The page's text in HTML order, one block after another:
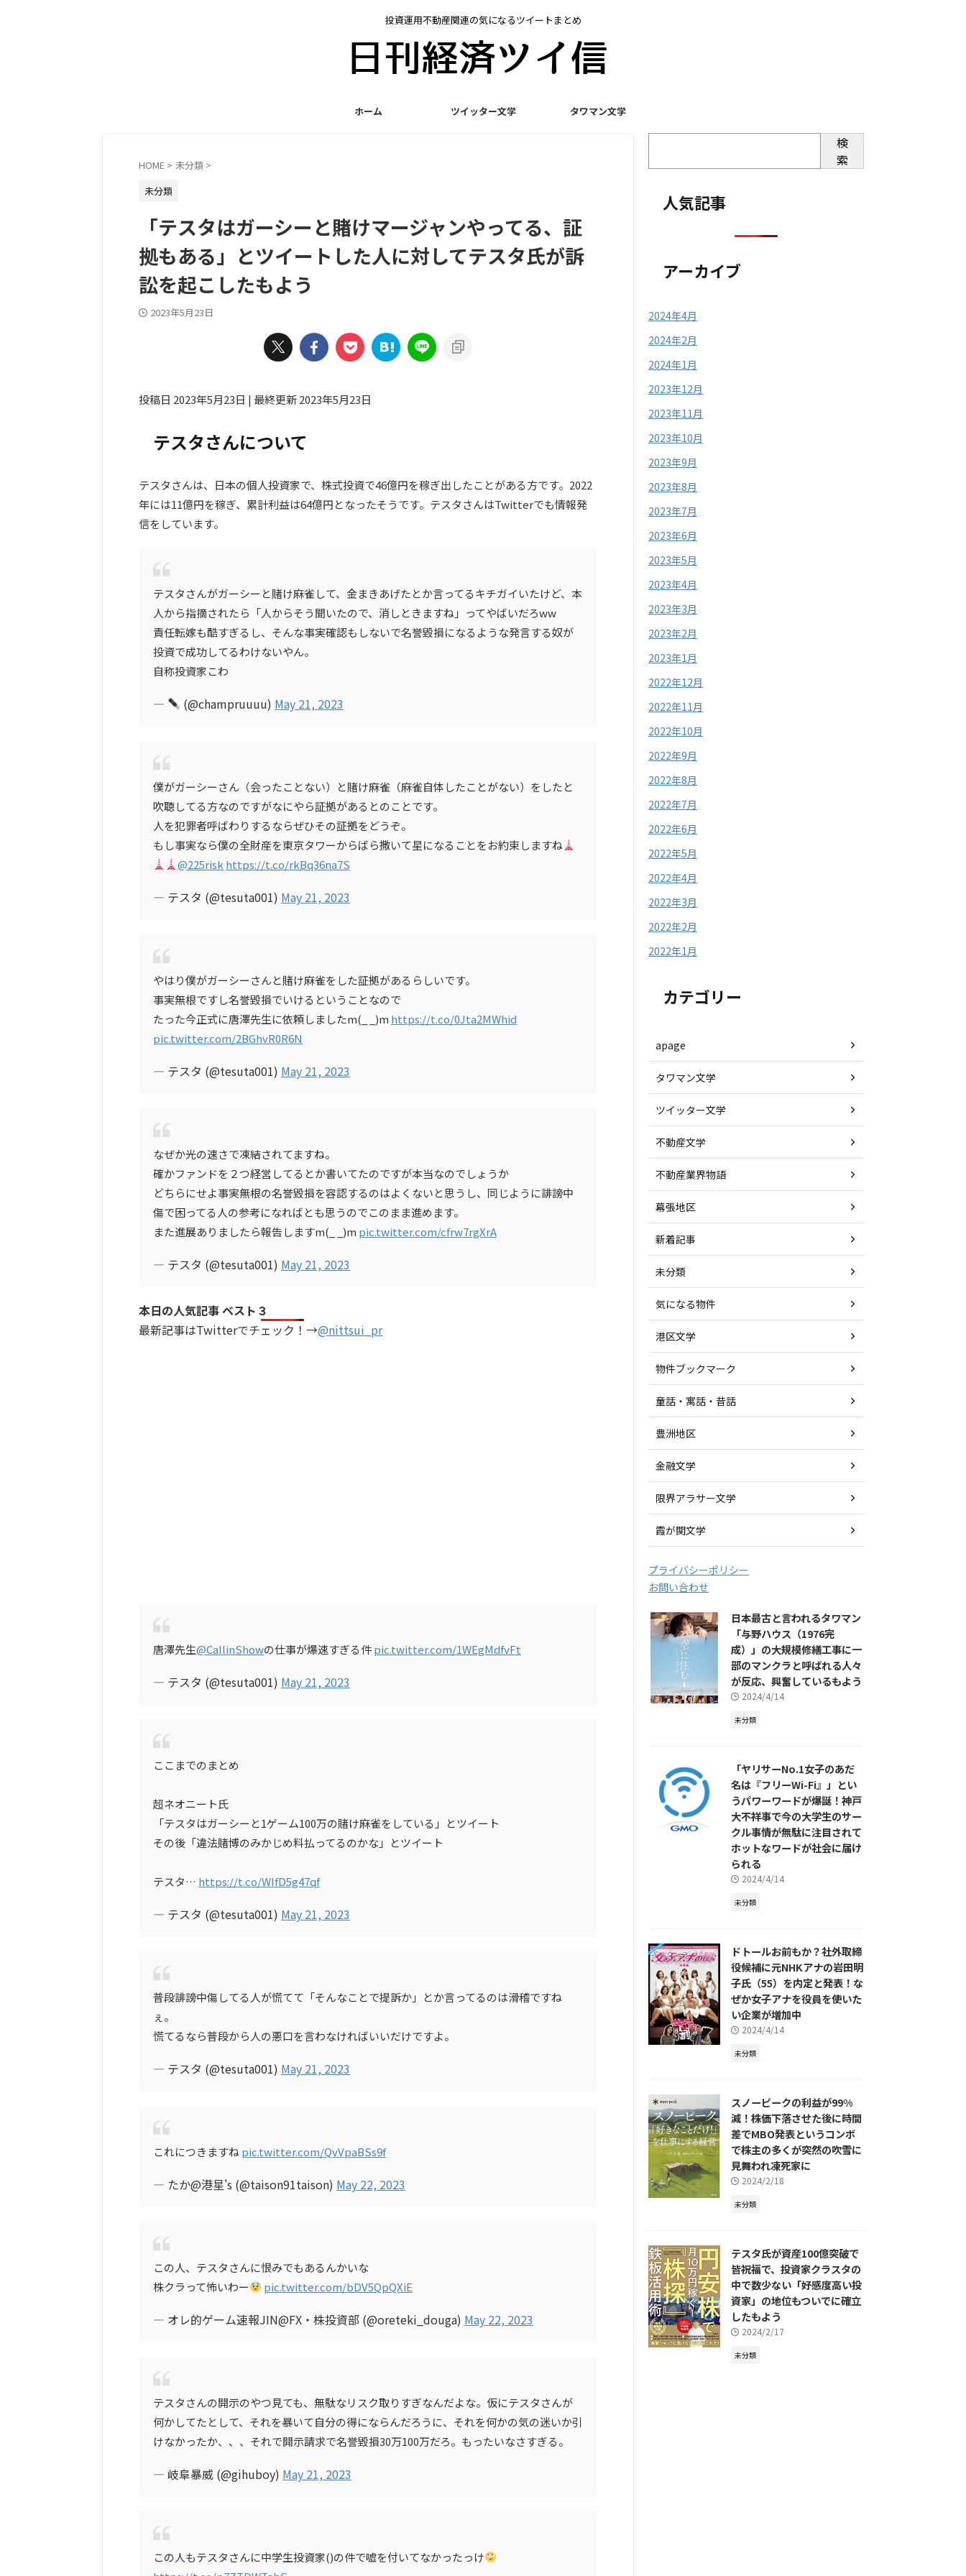
投資運用不動産関連の気になるツイートまとめ
ホーム ツイッター文学 タワマン文学
HOME > 未分類 >
未分類
「テスタはガーシーと賭けマージャンやってる、証
拠もある」とツイートした人に対してテスタ氏が訴
訟を起こしたもよう
2023年5月23日
投稿日 2023年5月23日 | 最終更新 2023年5月23日
テスタさんについて
テスタさんは、日本の個人投資家で、株式投資で46億円を稼ぎ出したことがある方です。2022
年には11億円を稼ぎ、累計利益は64億円となったそうです。テスタさんはTwitterでも情報発
信をしています。
テスタさんがガーシーと賭け麻雀して、金まきあげたとか言ってるキチガイいたけど、本
人から指摘されたら「人からそう聞いたので、消しときますね」ってやばいだろww
責任転嫁も酷すぎるし、そんな事実確認もしないで名誉毀損になるような発言する奴が
投資で成功してるわけないやん。
自称投資家こわ
— (@champruuuu) May 21, 2023
僕がガーシーさん（会ったことない）と賭け麻雀（麻雀自体したことがない）をしたと
吹聴してる方なのですがなにやら証拠があるとのことです。
人を犯罪者呼ばわりするならぜひその証拠をどうぞ。
もし事実なら僕の全財産を東京タワーからばら撒いて星になることをお約束しますね
@225risk https://t.co/rkBq36na7S
— テスタ (@tesuta001) May 21, 2023
やはり僕がガーシーさんと賭け麻雀をした証拠があるらしいです。
事実無根ですし名誉毀損でいけるということなので
たった今正式に唐澤先生に依頼しましたm(_ _)m https://t.co/0Jta2MWhid
pic.twitter.com/2BGhvR0R6N
— テスタ (@tesuta001) May 21, 2023
なぜか光の速さで凍結されてますね。
確かファンドを２つ経営してるとか書いてたのですが本当なのでしょうか
どちらにせよ事実無根の名誉毀損を容認するのはよくないと思うし、同じように誹謗中
傷で困ってる人の参考になればとも思うのでこのまま進めます。
また進展ありましたら報告しますm(_ _)m pic.twitter.com/cfrw7rgXrA
— テスタ (@tesuta001) May 21, 2023
本日の人気記事 ベスト３
最新記事はTwitterでチェック！→@nittsui_pr
唐澤先生@CallinShowの仕事が爆速すぎる件pic.twitter.com/1WEgMdfvFt
— テスタ (@tesuta001) May 21, 2023
ここまでのまとめ
超ネオニート氏
「テスタはガーシーと1ゲーム100万の賭け麻雀をしている」とツイート
その後「違法賭博のみかじめ料払ってるのかな」とツイート
テスタ… https://t.co/WIfD5g47qf
— テスタ (@tesuta001) May 21, 2023
普段誹謗中傷してる人が慌てて「そんなことで提訴か」とか言ってるのは滑稽ですね
ぇ。
慌てるなら普段から人の悪口を言わなければいいだけですよ。
— テスタ (@tesuta001) May 21, 2023
これにつきますねpic.twitter.com/QvVpaBSs9f
— たか@港星's (@taison91taison) May 22, 2023
この人、テスタさんに恨みでもあるんかいな
株クラって怖いわー
pic.twitter.com/bDV5QpQXiE
— オレ的ゲーム速報JIN@FX・株投資部 (@oreteki_douga) May 22, 2023
テスタさんの開示のやつ見ても、無駄なリスク取りすぎなんだよな。仮にテスタさんが
何かしてたとして、それを暴いて自分の得にならんだろうに、それを何かの気の迷いか引
けなかったか、、、それで開示請求で名誉毀損30万100万だろ。もったいなさすぎる。
— 岐阜暴威 (@gihuboy) May 21, 2023
この人もテスタさんに中学生投資家()の件で嘘を付いてなかったっけ
検
索
人気記事
アーカイブ
2024年4月
2024年2月
2024年1月
2023年12月
2023年11月
2023年10月
2023年9月
2023年8月
2023年7月
2023年6月
2023年5月
2023年4月
2023年3月
2023年2月
2023年1月
2022年12月
2022年11月
2022年10月
2022年9月
2022年8月
2022年7月
2022年6月
2022年5月
2022年4月
2022年3月
2022年2月
2022年1月
カテゴリー
apage
タワマン文学
ツイッター文学
不動産文学
不動産業界物語
幕張地区
新着記事
未分類
気になる物件
港区文学
物件ブックマーク
童話・寓話・昔話
豊洲地区
金融文学
限界アラサー文学
霞が関文学
プライバシーポリシー
お問い合わせ
日本最古と言われるタワマン
「与野ハウス（1976完
成）」の大規模修繕工事に一
部のマンクラと呼ばれる人々
が反応、興奮しているもよう
2024/4/14
未分類
「ヤリサーNo.1女子のあだ
名は『フリーWi-Fi』」とい
うパワーワードが爆誕！神戸
大不祥事で今の大学生のサー
クル事情が無駄に注目されて
ホットなワードが社会に届け
られる
2024/4/14
未分類
ドトールお前もか？社外取締
役候補に元NHKアナの岩田明
子氏（55）を内定と発表！な
ぜか女子アナを役員を使いた
い企業が増加中
2024/4/14
未分類
スノーピークの利益が99%
減！株価下落させた後に時間
差でMBO発表というコンボ
で株主の多くが突然の吹雪に
見舞われ凍死家に
2024/2/18
未分類
テスタ氏が資産100億突破で
皆祝福で、投資家クラスタの
中で数少ない「好感度高い投
資家」の地位もついでに確立
したもよう
2024/2/17
未分類